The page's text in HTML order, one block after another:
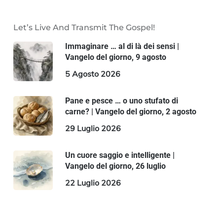
Let’s Live And Transmit The Gospel!
Immaginare … al di là dei sensi |
Vangelo del giorno, 9 agosto
5 Agosto 2026
Pane e pesce … o uno stufato di
carne? | Vangelo del giorno, 2 agosto
29 Luglio 2026
Un cuore saggio e intelligente |
Vangelo del giorno, 26 luglio
22 Luglio 2026